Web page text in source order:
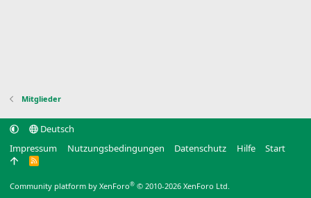
Mitglieder
Deutsch
Impressum
Nutzungsbedingungen Datenschutz Hilfe Start
R
Community platform by XenForo® © 2010-2026 XenForo Ltd.